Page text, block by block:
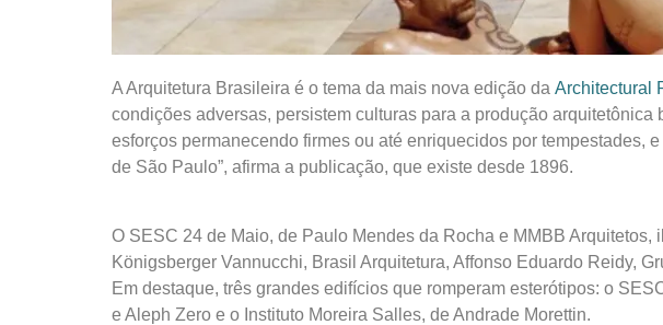
A Arquitetura Brasileira é o tema da mais nova edição da Architectural
condições adversas, persistem culturas para a produção
esforços permanecendo firmes ou até enriquecidos por
de São Paulo”, afirma a publicação, que existe desde 1896.
O SESC 24 de Maio, de Paulo Mendes da Rocha e MMBB
Königsberger Vannucchi, Brasil Arquitetura, Affonso Eduardo Reidy,
Em destaque, três grandes edifícios que romperam esterótipos: o
e Aleph Zero e o Instituto Moreira Salles, de Andrade Morettin.